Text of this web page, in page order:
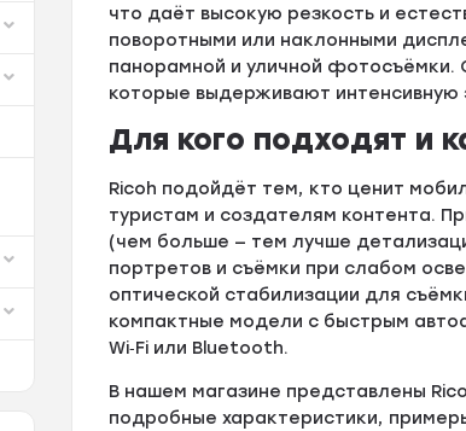
что даёт высокую резкость и
поворотными или наклонными
панорамной и уличной
которые выдерживают интенсивную
Для кого подходят и
Ricoh подойдёт тем, кто ценит
туристам и создателям контента.
(чем больше — тем лучше
портретов и съёмки при слабом
оптической стабилизации для
компактные модели с быстрым
Wi‑Fi или Bluetooth.
В нашем магазине представлены
подробные характеристики,